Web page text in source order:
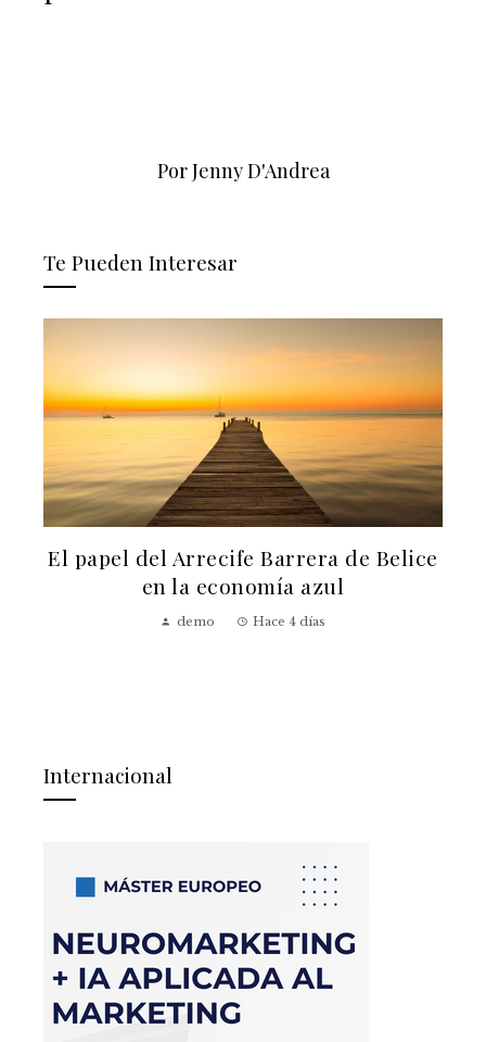
Por Jenny D'Andrea
Te Pueden Interesar
El papel del Arrecife Barrera de Belice
en la economía azul
demo Hace 4 días
Internacional